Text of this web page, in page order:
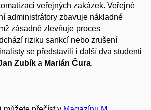
veřejných zakázek. Veřejné
administrátory zbavuje nákladné
zásadně zlevňuje proces
riziku sankcí nebo zrušení
se představili i další dva studenti
Zubík a Marián Čura.